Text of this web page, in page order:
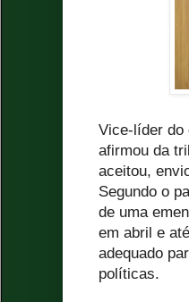
Vice-líder do
afirmou da
aceitou,
Segundo o
de uma
em abril e
adequado
políticas.